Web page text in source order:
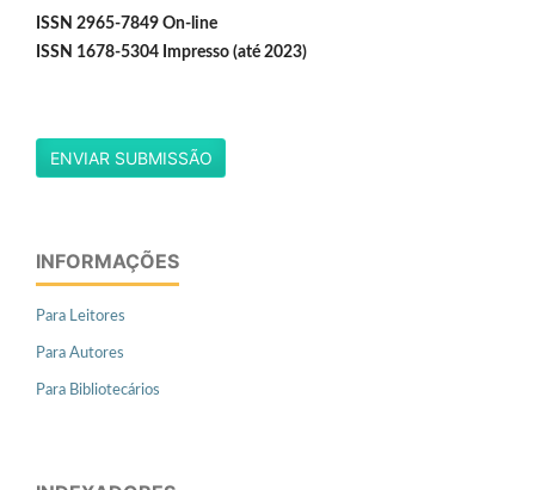
ISSN 2965-7849 On-line
ISSN 1678-5304 Impresso (até 2023)
ENVIAR SUBMISSÃO
INFORMAÇÕES
Para Leitores
Para Autores
Para Bibliotecários